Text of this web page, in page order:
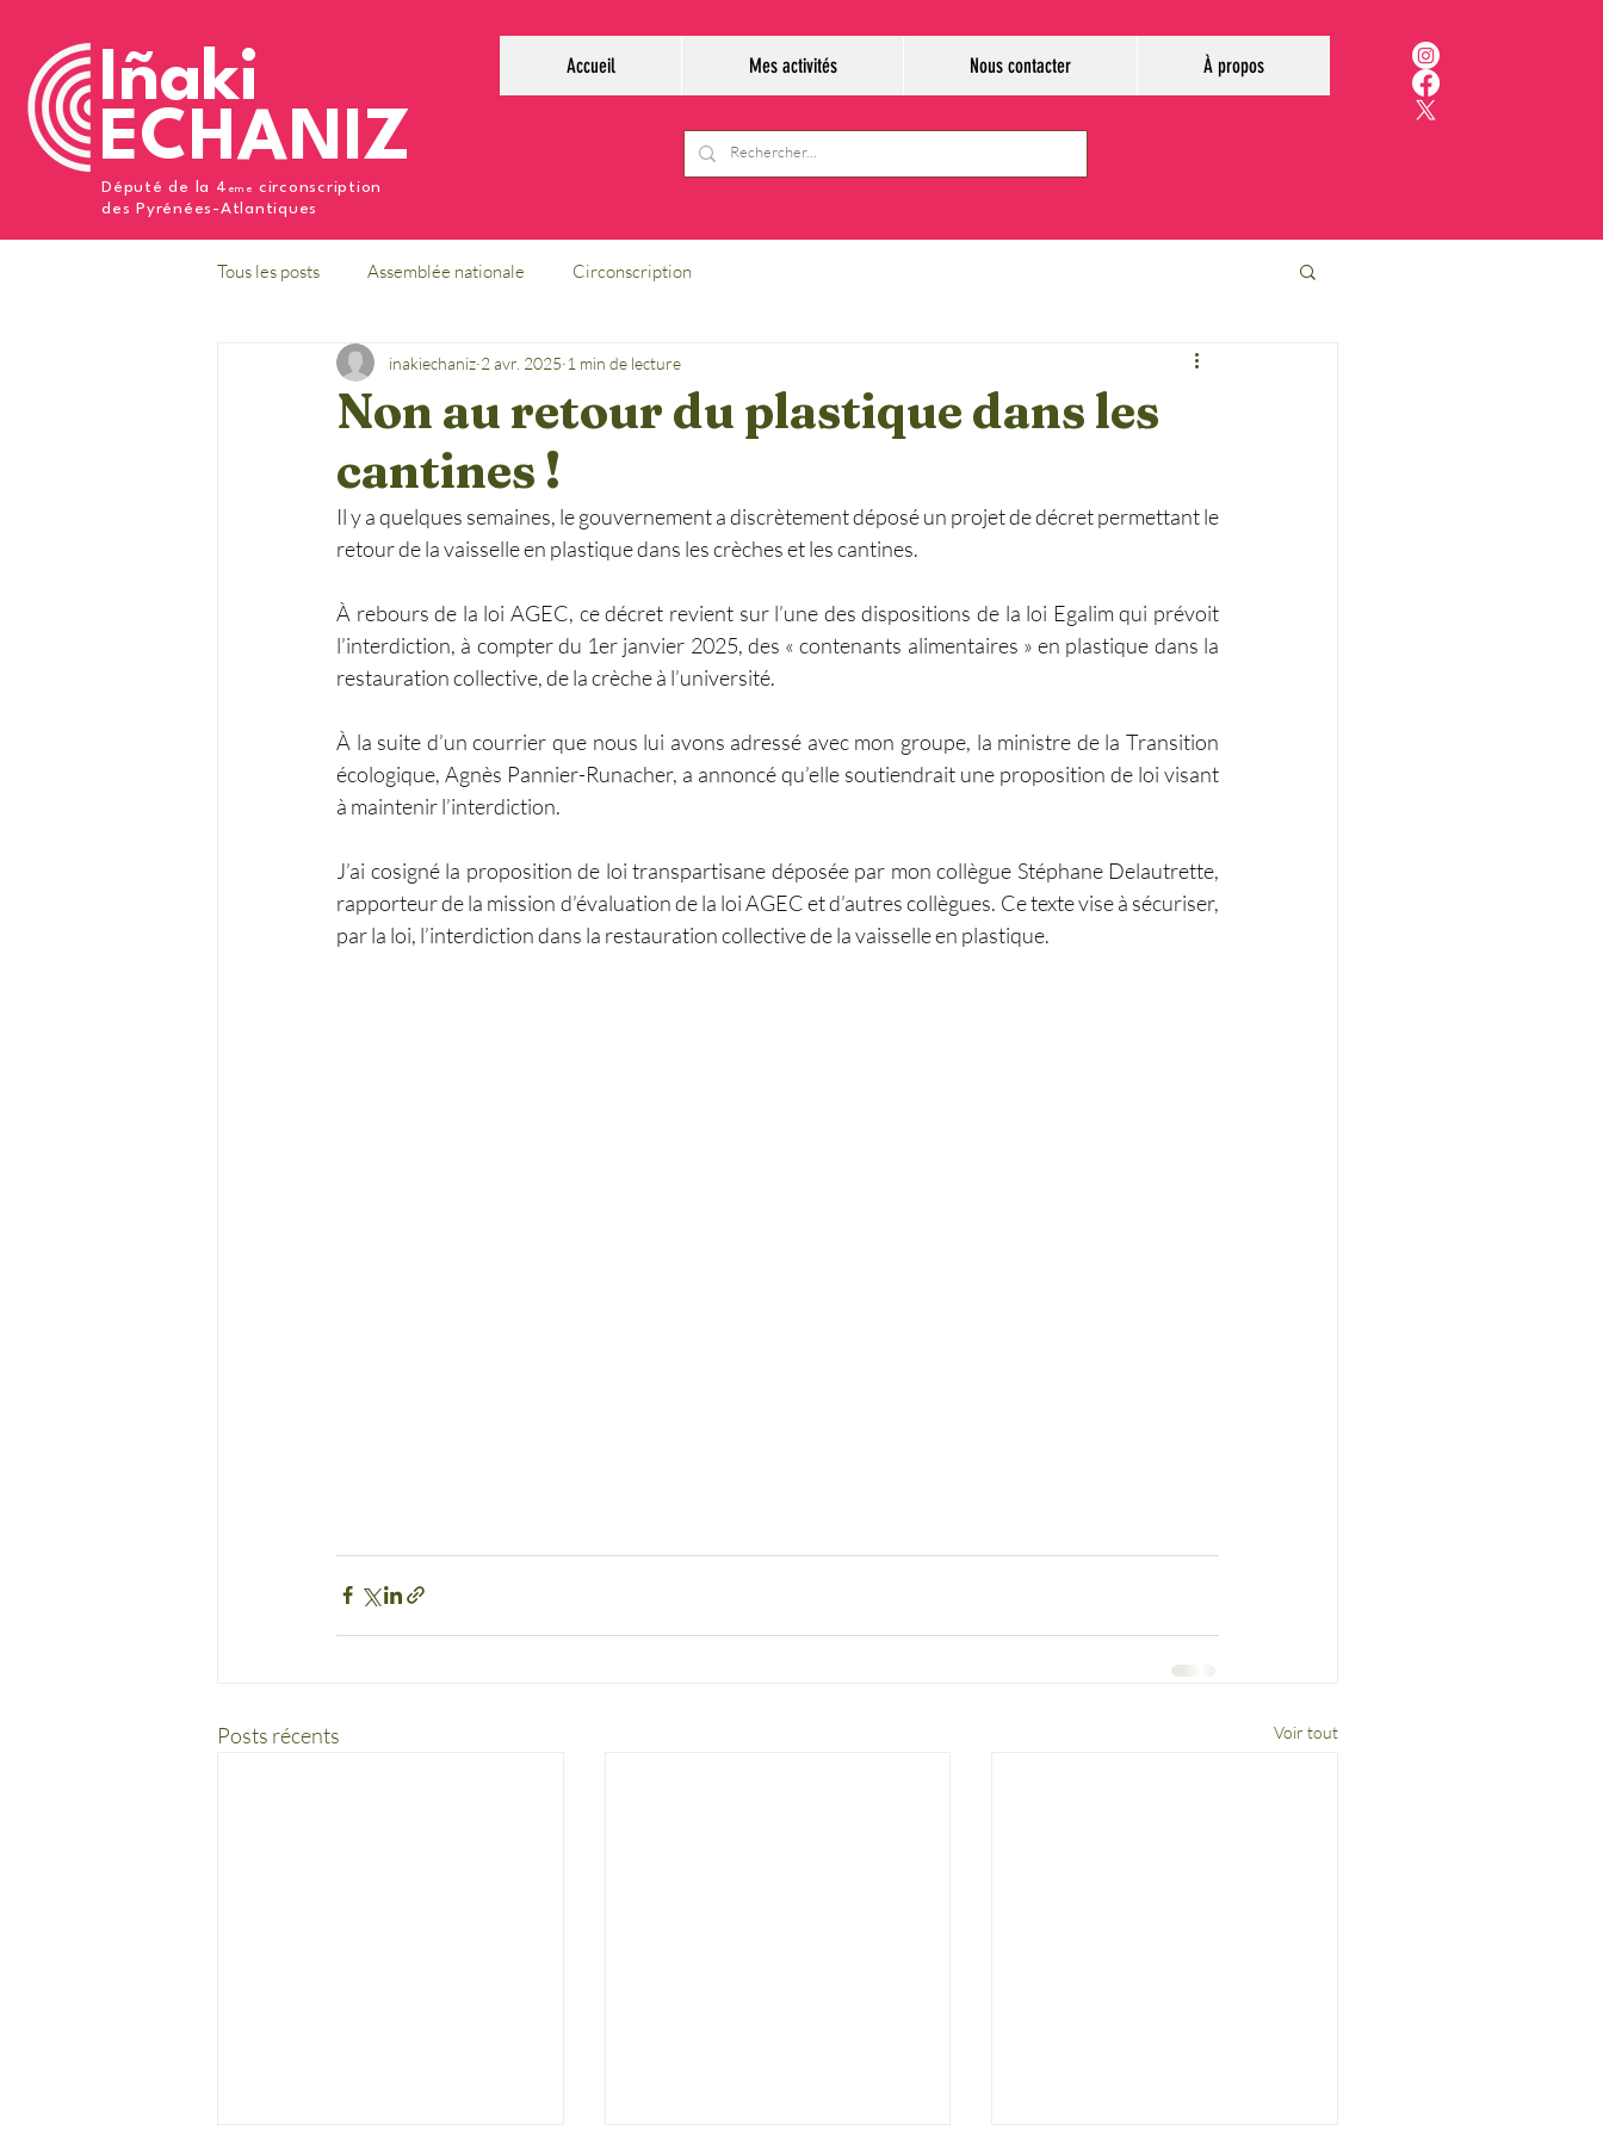
Iñaki
ECHANIZ
Député de la 4 eme
circonscription
des Pyrénées-Atlantiques
Accueil Mes activités Nous contacter À propos
Tous les posts Assemblée nationale Circonscription
Non au retour du plastique dans les
cantines !
inakiechaniz 2 avr. 2025 1 min de lecture
Il y a quelques semaines, le gouvernement a discrètement déposé un projet de décret permettant le
retour de la vaisselle en plastique dans les crèches et les cantines.
À rebours de la loi AGEC, ce décret revient sur l’une des dispositions de la loi Egalim qui prévoit
l’interdiction, à compter du 1er janvier 2025, des « contenants alimentaires » en plastique dans la
restauration collective, de la crèche à l’université.
À la suite d’un courrier que nous lui avons adressé avec mon groupe, la ministre de la Transition
écologique, Agnès Pannier-Runacher, a annoncé qu’elle soutiendrait une proposition de loi visant
à maintenir l’interdiction.
J’ai cosigné la proposition de loi transpartisane déposée par mon collègue Stéphane Delautrette,
rapporteur de la mission d’évaluation de la loi AGEC et d’autres collègues. Ce texte vise à sécuriser,
par la loi, l’interdiction dans la restauration collective de la vaisselle en plastique.
Posts récents Voir tout